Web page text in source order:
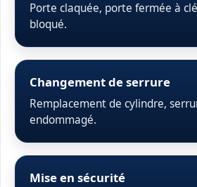
Porte claquée, porte fermée à
bloqué.
Changement de serrure
Remplacement de cylindre,
endommagé.
Mise en sécurité